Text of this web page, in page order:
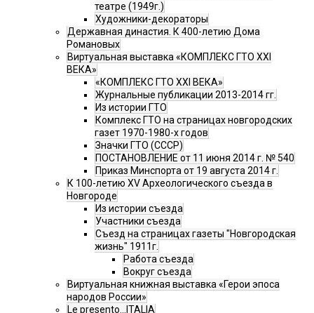
театре (1949г.)
Художники-декораторы
Державная династия. К 400-летию Дома
Романовых
Виртуальная выставка «КОМПЛЕКС ГТО XXI
ВЕКА»
«КОМПЛЕКС ГТО XXI ВЕКА»
Журнальные публикации 2013-2014 гг.
Из истории ГТО
Комплекс ГТО на страницах новгородских
газет 1970-1980-х годов
Значки ГТО (СССР)
ПОСТАНОВЛЕНИЕ от 11 июня 2014 г. № 540
Приказ Минспорта от 19 августа 2014 г.
К 100-летию XV Археологического съезда в
Новгороде
Из истории съезда
Участники съезда
Cъезд на страницах газеты "Новгородская
жизнь" 1911г.
Работа съезда
Вокруг съезда
Виртуальная книжная выставка «Герои эпоса
народов России»
Le presento...ITALIA